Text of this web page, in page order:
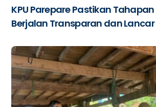
KPU Parepare Pastikan
Berjalan Transparan dan Lancar